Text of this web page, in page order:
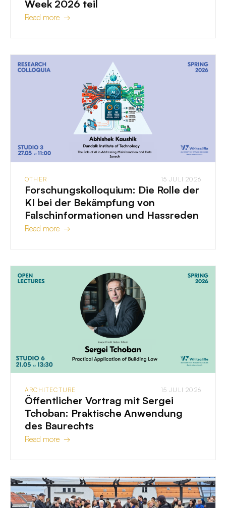
Week 2026 teil
Read more →
OTHER 15 JULI 2026
Forschungskolloquium: Die Rolle der
KI bei der Bekämpfung von
Falschinformationen und Hassreden
Read more →
ARCHITECTURE 15 JULI 2026
Öffentlicher Vortrag mit Sergei
Tchoban: Praktische Anwendung
des Baurechts
Read more →